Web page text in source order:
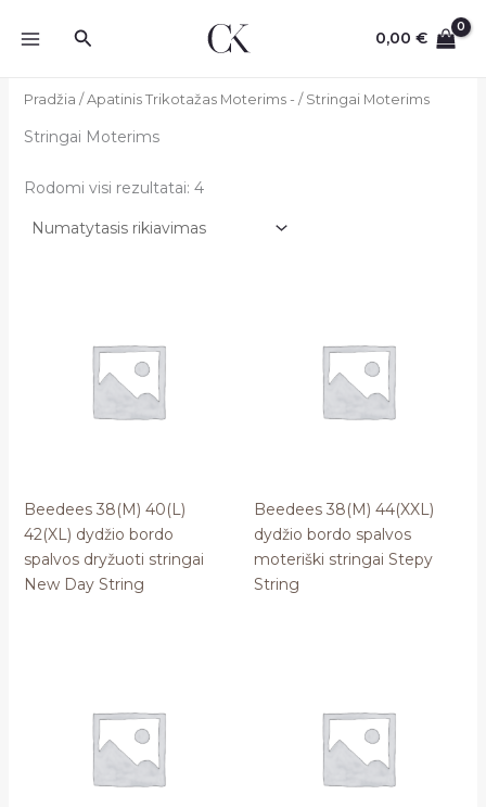
prie
Paieška 0,00€
Pradžia /Apatinis Trikotažas Moterims - / Stringai Moterims
Stringai Moterims
Rodomi visi rezultatai: 4
Beedees 38(M) 40(L)
42(XL) dydžio bordo
spalvos dryžuoti stringai
New Day String
Beedees 38(M) 44(XXL)
dydžio bordo spalvos
moteriški stringai Stepy
String